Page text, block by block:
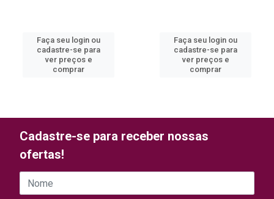
Faça seu login ou
cadastre-se para
ver preços e
comprar
Faça seu login ou
cadastre-se para
ver preços e
comprar
Cadastre-se para receber nossas
ofertas!